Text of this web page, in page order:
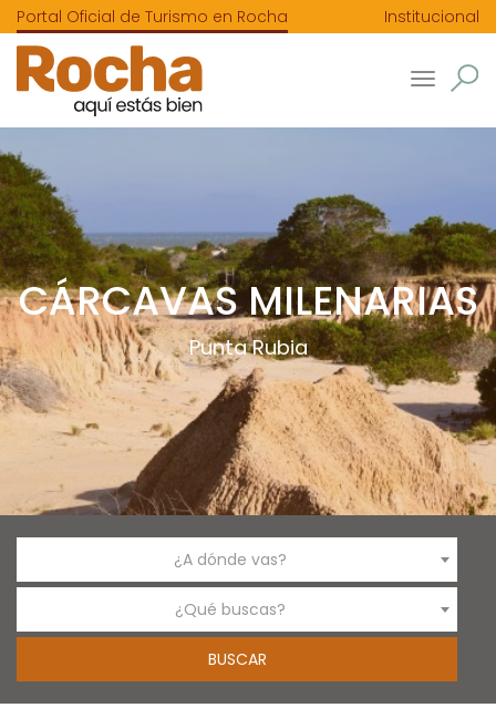
Portal Oficial de Turismo en Rocha Institucional
Toggle
CÁRCAVAS MILENARIAS
Punta Rubia
¿A dónde vas?
¿Qué buscas?